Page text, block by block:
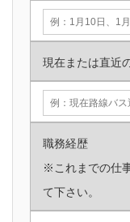
現在または直近
職務経歴
※これまでの仕
て下さい。